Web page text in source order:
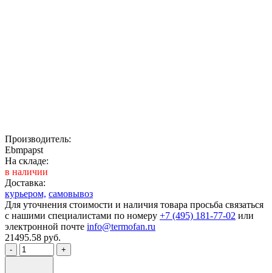
Производитель:
Ebmpapst
На складе:
в наличии
Доставка:
курьером, самовывоз
Для уточнения стоимости и наличия товара просьба связаться
с нашими специалистами по номеру +7 (495) 181-77-02 или
электронной почте info@termofan.ru
21495.58 руб.
- +